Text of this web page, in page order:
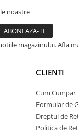
noastre
magazinului. Afla
CLIENTI
Cum Cumpar
Formular de
Dreptul de
Politica de